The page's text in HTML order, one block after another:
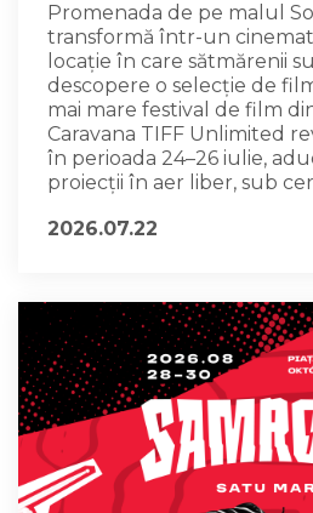
Promenada de pe malul
transformă într-un
locație în care sătmărenii
descopere o selecție de
mai mare festival de film
Caravana TIFF Unlimited
în perioada 24–26 iulie,
proiecții în aer liber, sub
2026.07.22